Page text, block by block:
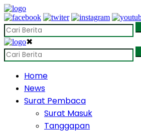
✖
Home
News
Surat Pembaca
Surat Masuk
Tanggapan